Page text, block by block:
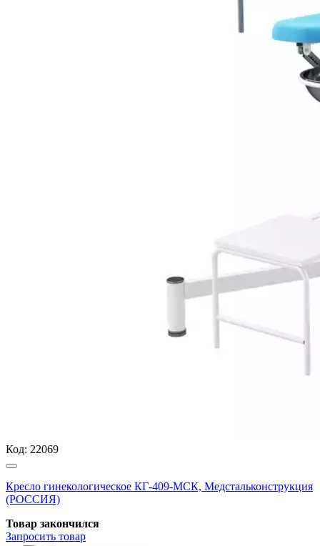
Код: 22069
Кресло гинекологическое КГ-409-МСК, Медстальконструкция
(РОССИЯ)
Товар закончился
Запросить товар